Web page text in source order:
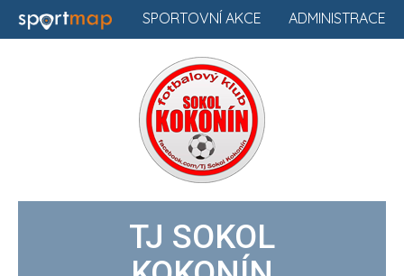
ADMINISTRACE
SPORTOVNÍ AKCE
TJ SOKOL